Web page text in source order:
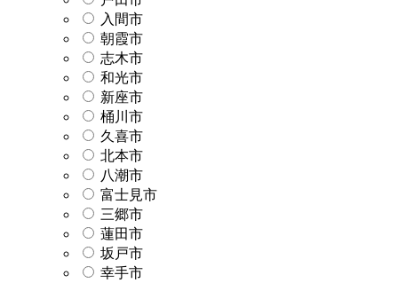
入間市
朝霞市
志木市
和光市
新座市
桶川市
久喜市
北本市
八潮市
富士見市
三郷市
蓮田市
坂戸市
幸手市